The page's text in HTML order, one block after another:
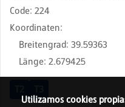
Code: 224
Koordinaten:
Breitengrad: 39.59363
Länge: 2.679425
Utilizamos cookies